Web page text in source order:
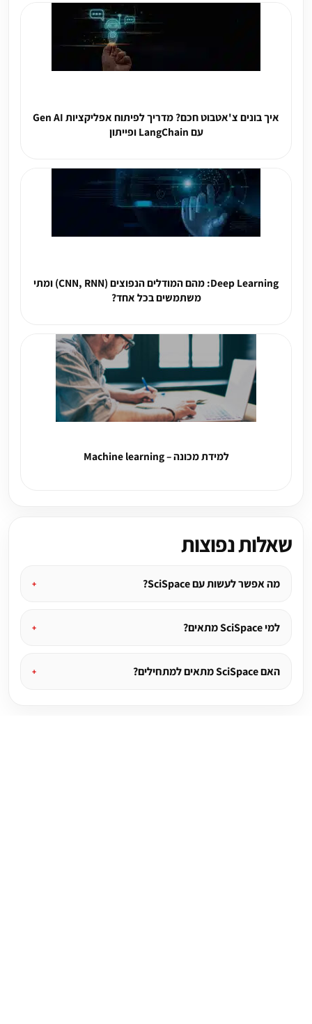
איך בונים צ'אטבוט חכם? מדריך לפיתוח אפליקציות Gen AI
עם LangChain ופייתון
Deep Learning: מהם המודלים הנפוצים (CNN, RNN) ומתי
משתמשים בכל אחד?
למידת מכונה – Machine learning
שאלות נפוצות
מה אפשר לעשות עם SciSpace?
למי SciSpace מתאים?
האם SciSpace מתאים למתחילים?